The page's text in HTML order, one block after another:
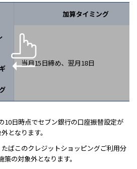
加算タイミング
当月15日締め、翌月18日
10日時点でセブン銀行の口座振替設定が
となります。
ばこのクレジットショッピングご利用分
の対象外となります。